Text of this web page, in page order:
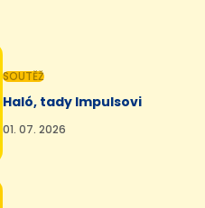
SOUTĚŽ
Haló, tady Impulsovi
01. 07. 2026